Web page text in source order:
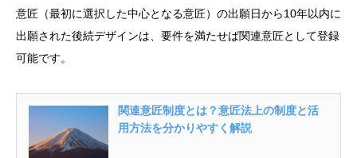
意匠（最初に選択した中心となる意匠）の出願日から10年以内に
出願された後続デザインは、要件を満たせば関連意匠として登録
可能です。
関連意匠制度とは？意匠法上の制度と活
用方法を分かりやすく解説